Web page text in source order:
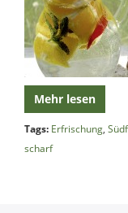
Mehr lesen
Tags: Erfrischung,
scharf